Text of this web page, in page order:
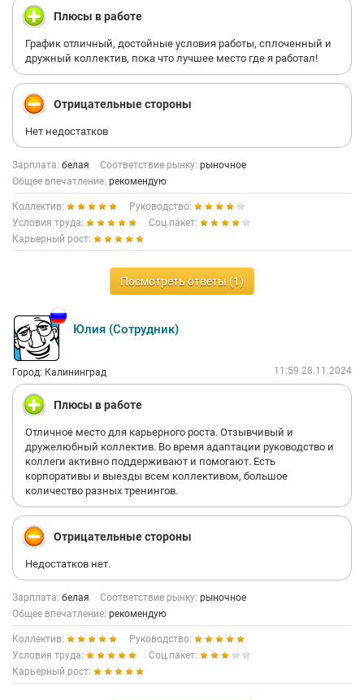
Плюсы в работе
График отличный, достойные условия работы, сплоченный и
дружный коллектив, пока что лучшее место где я работал!
Отрицательные стороны
Нет недостатков
Зарплата: белая Соответствие рынку: рыночное
Общее впечатление: рекомендую
Коллектив:
Руководство:
Условия труда:
Соц.пакет:
Карьерный рост:
Посмотреть ответы (1)
Юлия (Сотрудник)
Город: Калининград 11:59 28.11.2024
Плюсы в работе
Отличное место для карьерного роста. Отзывчивый и
дружелюбный коллектив. Во время адаптации руководство и
коллеги активно поддерживают и помогают. Есть
корпоративы и выезды всем коллективом, большое
количество разных тренингов.
Отрицательные стороны
Недостатков нет.
Зарплата: белая Соответствие рынку: рыночное
Общее впечатление: рекомендую
Коллектив:
Руководство:
Условия труда:
Соц.пакет:
Карьерный рост: